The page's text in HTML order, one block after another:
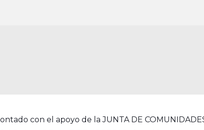
con el apoyo de la JUNTA DE